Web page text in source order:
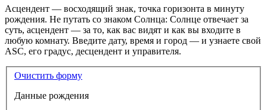
Асцендент — восходящий знак, точка горизонта в минуту
рождения. Не путать со знаком Солнца: Солнце отвечает за
суть, асцендент — за то, как вас видят и как вы входите в
любую комнату. Введите дату, время и город — и узнаете свой
ASC, его градус, десцендент и управителя.
Очистить форму
Данные рождения